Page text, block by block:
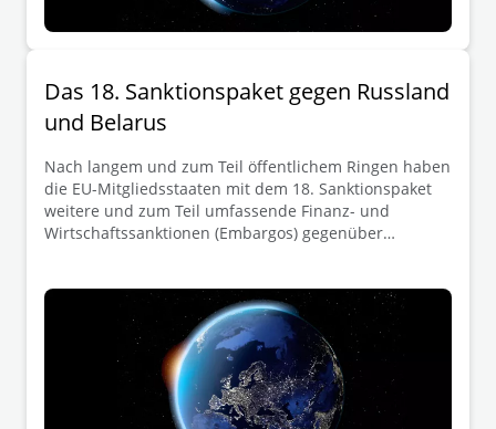
Das 18. Sanktionspaket gegen Russland
und Belarus
Nach langem und zum Teil öffentlichem Ringen haben
die EU-Mitgliedsstaaten mit dem 18. Sanktionspaket
weitere und zum Teil umfassende Finanz- und
Wirtschaftssanktionen (Embargos) gegenüber
schärfsten Maßnahmen seit Beginn des russischen
Angriffskriegs gegen die Ukraine. In Fokus des Pakets
stehen Maßnahmen im Bereich der russischen
Energie und Finanzwirtschaft, der militärischen
Kapazitäten Russlands sowie die zunehmende
Bekämpfung von Sanktionsumgehungen. Die